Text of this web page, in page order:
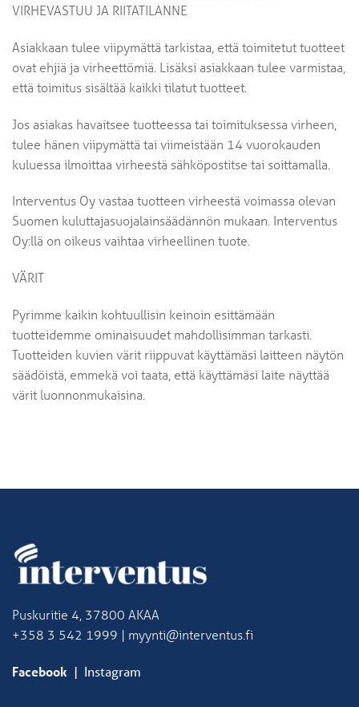
VIRHEVASTUU JA RIITATILANNE
Asiakkaan tulee viipymättä tarkistaa, että toimitetut tuotteet
ovat ehjiä ja virheettömiä. Lisäksi asiakkaan tulee varmistaa,
että toimitus sisältää kaikki tilatut tuotteet.
Jos asiakas havaitsee tuotteessa tai toimituksessa virheen,
tulee hänen viipymättä tai viimeistään 14 vuorokauden
kuluessa ilmoittaa virheestä sähköpostitse tai soittamalla.
Interventus Oy vastaa tuotteen virheestä voimassa olevan
Suomen kuluttajasuojalainsäädännön mukaan. Interventus
Oy:llä on oikeus vaihtaa virheellinen tuote.
VÄRIT
Pyrimme kaikin kohtuullisin keinoin esittämään
tuotteidemme ominaisuudet mahdollisimman tarkasti.
Tuotteiden kuvien värit riippuvat käyttämäsi laitteen näytön
säädöistä, emmekä voi taata, että käyttämäsi laite näyttää
värit luonnonmukaisina.
Puskuritie 4, 37800 AKAA
+358 3 542 1999 | myynti@interventus.fi
Facebook | Instagram